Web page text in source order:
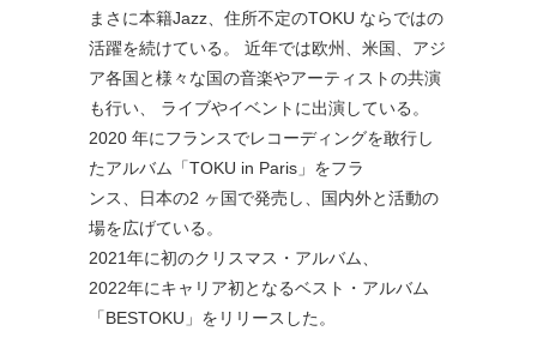
まさに本籍Jazz、住所不定のTOKU ならではの
活躍を続けている。 近年では欧州、米国、 アジ
ア各国と様々な国の音楽やアーティストの共演
も行い、 ライブやイベントに出演している。
2020 年にフランスでレコーディングを敢行し
たアルバム「TOKU in Paris」をフラ
ンス、日本の2 ヶ国で発売し、国内外と活動の
場を広げている。
2021年に初のクリスマス・アルバム、
2022年にキャリア初となるベスト・アルバム
「BESTOKU 」をリリースした。